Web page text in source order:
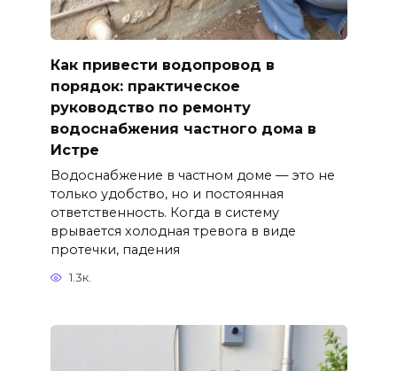
Как привести водопровод в
порядок: практическое
руководство по ремонту
водоснабжения частного дома в
Истре
Водоснабжение в частном доме — это не
только удобство, но и постоянная
ответственность. Когда в систему
врывается холодная тревога в виде
протечки, падения
1.3к.